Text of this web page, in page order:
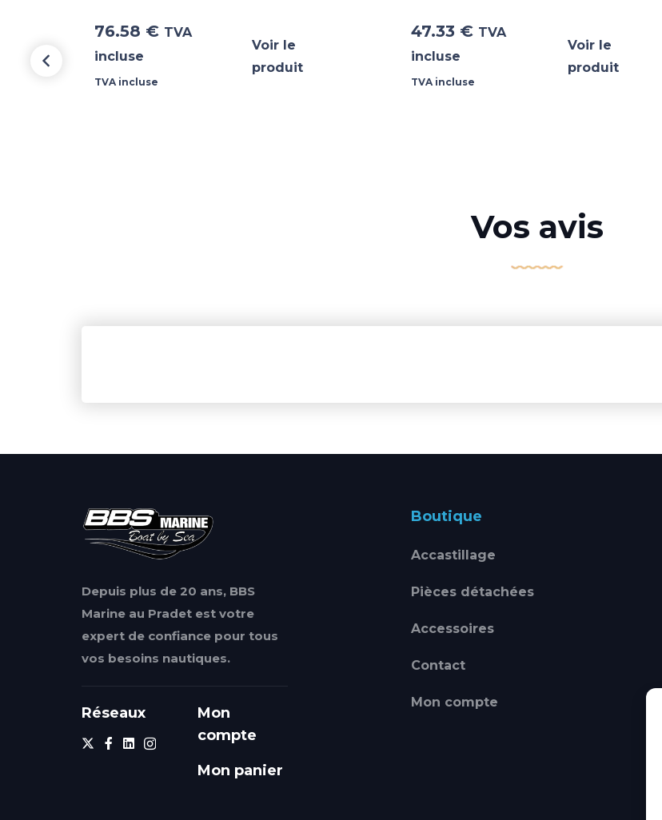
76.58 € TVA
incluse
TVA incluse
Voir le
produit
47.33 € TVA
incluse
TVA incluse
Voir le
produit
Vos avis
Depuis plus de 20 ans, BBS
Marine au Pradet est votre
expert de confiance pour tous
vos besoins nautiques.
Réseaux
Mon
compte
Mon panier
Boutique
Accastillage
Pièces détachées
Accessoires
Contact
Mon compte